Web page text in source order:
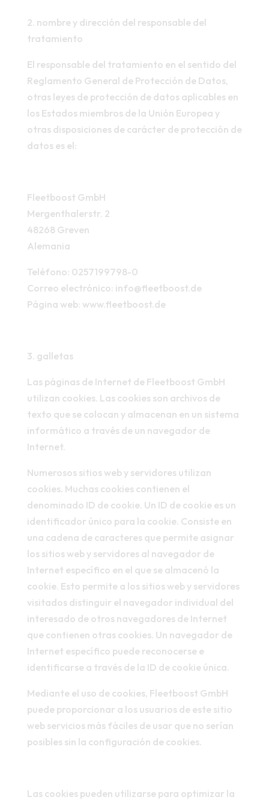
2. nombre y dirección del responsable del
tratamiento
El responsable del tratamiento en el sentido del
Reglamento General de Protección de Datos,
otras leyes de protección de datos aplicables en
los Estados miembros de la Unión Europea y
otras disposiciones de carácter de protección de
datos es el:
Fleetboost GmbH
Mergenthalerstr. 2
48268 Greven
Alemania
Teléfono: 0257199798-0
Correo electrónico: info@fleetboost.de
Página web: www.fleetboost.de
3. galletas
Las páginas de Internet de Fleetboost GmbH
utilizan cookies. Las cookies son archivos de
texto que se colocan y almacenan en un sistema
informático a través de un navegador de
Internet.
Numerosos sitios web y servidores utilizan
cookies. Muchas cookies contienen el
denominado ID de cookie. Un ID de cookie es un
identificador único para la cookie. Consiste en
una cadena de caracteres que permite asignar
los sitios web y servidores al navegador de
Internet específico en el que se almacenó la
cookie. Esto permite a los sitios web y servidores
visitados distinguir el navegador individual del
interesado de otros navegadores de Internet
que contienen otras cookies. Un navegador de
Internet específico puede reconocerse e
identificarse a través de la ID de cookie única.
Mediante el uso de cookies, Fleetboost GmbH
puede proporcionar a los usuarios de este sitio
web servicios más fáciles de usar que no serían
posibles sin la configuración de cookies.
Las cookies pueden utilizarse para optimizar la